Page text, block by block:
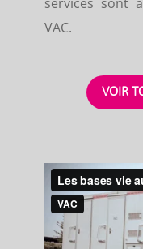
VAC.
VOIR